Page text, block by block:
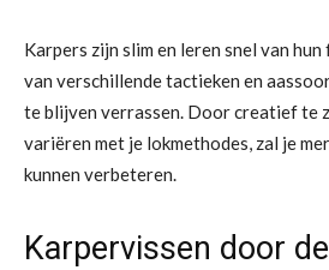
Karpers zijn slim en leren snel van
van verschillende tactieken en
te blijven verrassen. Door creatief te
variëren met je lokmethodes, zal je
kunnen verbeteren.
Karpervissen door